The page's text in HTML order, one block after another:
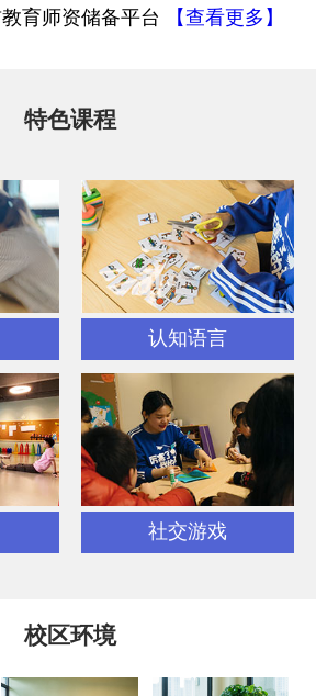
育师资储备平台
【查看更多】
特色课程
认知语言
社交游戏
校区环境